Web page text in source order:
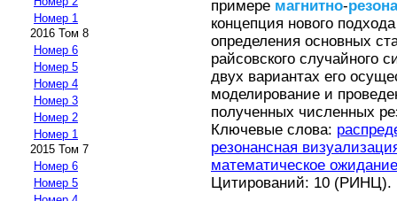
Номер 1
2016 Том 8
Номер 6
Номер 5
Номер 4
Номер 3
Номер 2
Номер 1
2015 Том 7
Номер 6
Номер 5
примере магнитно-
концепция нового
определения основных
райсовского случайного
двух вариантах его
моделирование и
полученных численных
Ключевые слова:
резонансная
математическое ожидание
Цитирований: 10 (РИНЦ).